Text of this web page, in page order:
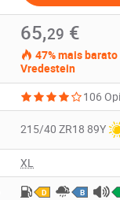
65,29 €
47% mais
Vredestein
106
215/40 ZR18 89Y
XL
D B